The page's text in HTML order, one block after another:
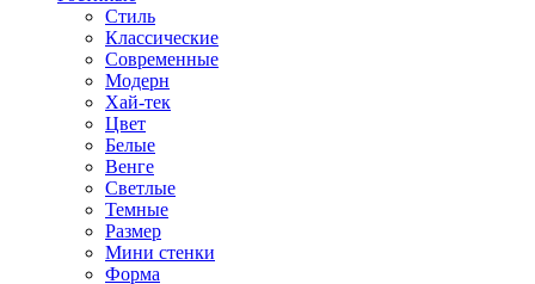
Стиль
Классические
Современные
Модерн
Хай-тек
Цвет
Белые
Венге
Светлые
Темные
Размер
Мини стенки
Форма